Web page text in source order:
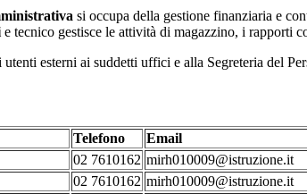
si occupa della gestione finanziaria e
e tecnico gestisce le attività di magazzino, i rapporti
utenti esterni ai suddetti uffici e alla Segreteria del
Telefono
Email
02 7610162 mirh010009@istruzione.it
02 7610162 mirh010009@istruzione.it